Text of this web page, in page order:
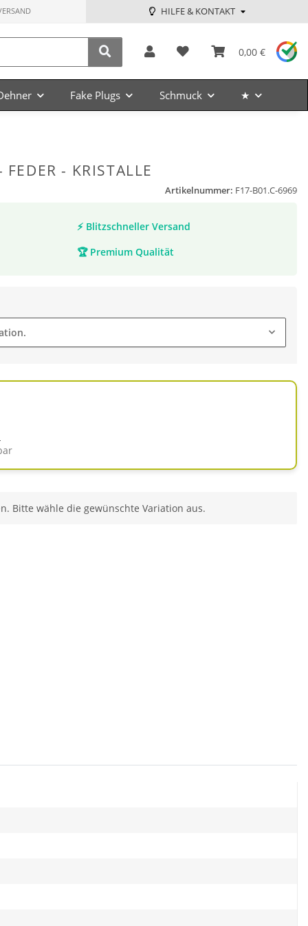
HILFE & KONTAKT
0,00 €
Fake Plugs Schmuck ★
- KRISTALLE
Artikelnummer: F17-B01.C-6969
⚡ Blitzschneller Versand
🏆 Premium Qualität
Bitte wähle die gewünschte Variation aus.